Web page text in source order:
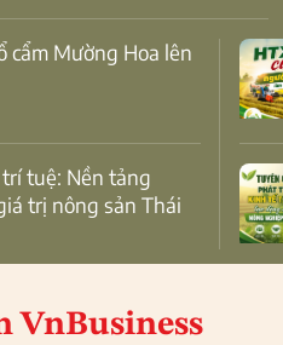
trị nông sản Thái
VnBusiness